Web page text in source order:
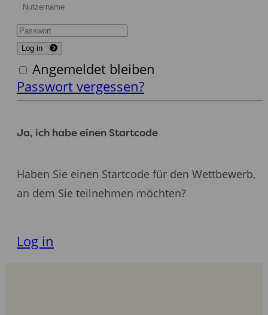
Log in
Angemeldet bleiben
Passwort vergessen?
Ja, ich habe einen Startcode
Haben Sie einen Startcode für den Wettbewerb,
an dem Sie teilnehmen möchten?
Log in